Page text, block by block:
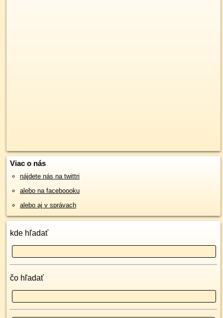
Viac o nás
nájdete nás na twittri
alebo na faceboooku
alebo aj v správach
kde hľadať
čo hľadať